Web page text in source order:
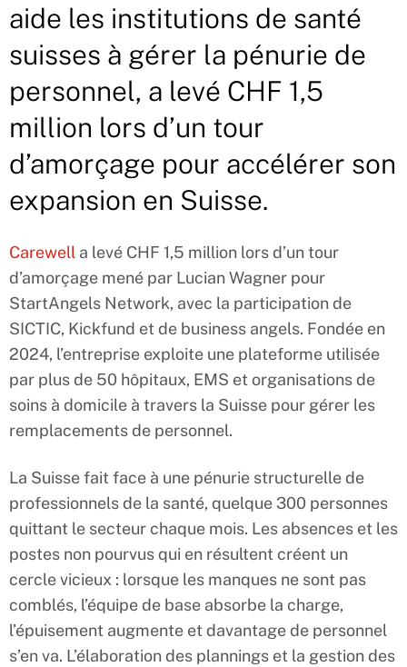
aide les institutions de santé
suisses à gérer la pénurie de
personnel, a levé CHF 1,5
million lors d’un tour
d’amorçage pour accélérer son
expansion en Suisse.
Carewell a levé CHF 1,5 million lors d’un tour
d’amorçage mené par Lucian Wagner pour
StartAngels Network, avec la participation de
SICTIC, Kickfund et de business angels. Fondée en
2024, l’entreprise exploite une plateforme utilisée
par plus de 50 hôpitaux, EMS et organisations de
soins à domicile à travers la Suisse pour gérer les
remplacements de personnel.
La Suisse fait face à une pénurie structurelle de
professionnels de la santé, quelque 300 personnes
quittant le secteur chaque mois. Les absences et les
postes non pourvus qui en résultent créent un
cercle vicieux : lorsque les manques ne sont pas
comblés, l’équipe de base absorbe la charge,
l’épuisement augmente et davantage de personnel
s’en va. L’élaboration des plannings et la gestion des